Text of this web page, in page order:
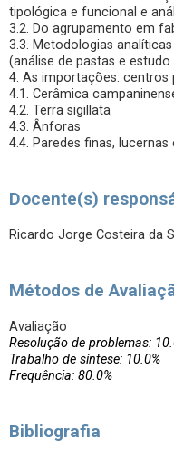
tipológica e funcional e
3.2. Do agrupamento em
3.3. Metodologias
(análise de pastas e
4. As importações:
4.1. Cerâmica
4.2. Terra sigillata
4.3. Ânforas
4.4. Paredes finas,
Docente(s)
Ricardo Jorge Costeira da
Métodos de
Avaliação
Resolução de problemas:
Trabalho de síntese: 10.0%
Frequência: 80.0%
Bibliografia